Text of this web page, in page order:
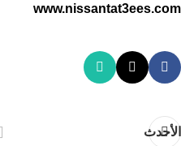
www.nissantat3ees.com
الأحدث